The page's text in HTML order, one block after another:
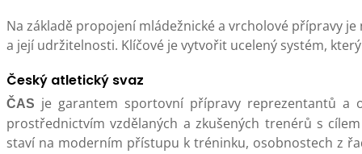
Na základě propojení mládežnické a vrcholové přípravy
a její udržitelnosti. Klíčové je vytvořit ucelený systém,
Český atletický svaz
ČAS je garantem sportovní přípravy reprezentantů a
prostřednictvím vzdělaných a zkušených trenérů s
staví na moderním přístupu k tréninku, osobnostech z